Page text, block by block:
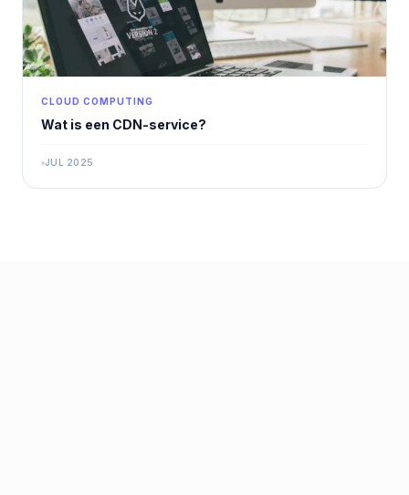
CLOUD COMPUTING
Wat is een CDN-service?
JUL 2025